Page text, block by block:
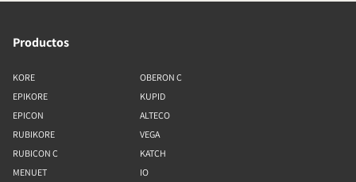
Productos
KORE
EPIKORE
EPICON
RUBIKORE
RUBICON C
MENUET
OBERON C
KUPID
ALTECO
VEGA
KATCH
IO